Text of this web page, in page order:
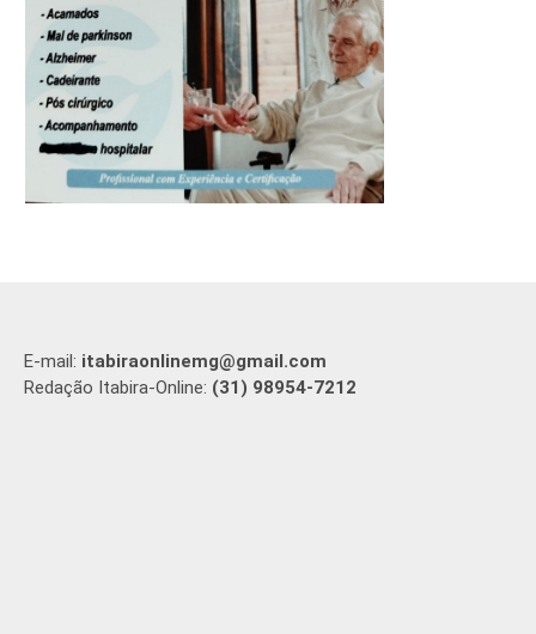
E-mail: itabiraonlinemg@gmail.com
Redação Itabira-Online: (31) 98954-7212